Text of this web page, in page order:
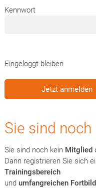
Kennwort
Eingeloggt bleiben
Sie sind
Sie sind noch kein Mitglied
Dann registrieren Sie sich
Trainingsbereich
und umfangreichen